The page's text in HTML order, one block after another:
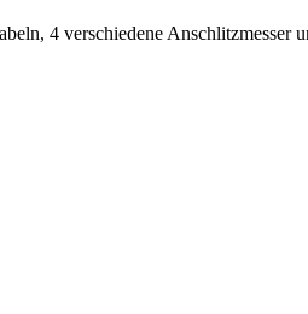
4 verschiedene Anschlitzmesser